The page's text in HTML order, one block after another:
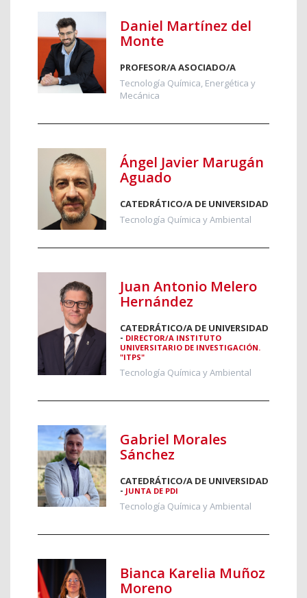
Daniel Martínez del
Monte
PROFESOR/A ASOCIADO/A
Tecnología Química, Energética y
Mecánica
Ángel Javier Marugán
Aguado
CATEDRÁTICO/A DE UNIVERSIDAD
Tecnología Química y Ambiental
Juan Antonio Melero
Hernández
CATEDRÁTICO/A DE UNIVERSIDAD
- DIRECTOR/A INSTITUTO
UNIVERSITARIO DE INVESTIGACIÓN.
"ITPS"
Tecnología Química y Ambiental
Gabriel Morales
Sánchez
CATEDRÁTICO/A DE UNIVERSIDAD
- JUNTA DE PDI
Tecnología Química y Ambiental
Bianca Karelia Muñoz
Moreno